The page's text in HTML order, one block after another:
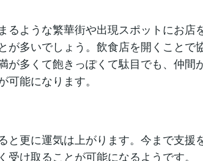
るような繁華街や出現スポットにお店
が多いでしょう。飲食店を開くことで
が多くて飽きっぽくて駄目でも、仲間
可能になります。
と更に運気は上がります。今まで支援
受け取ることが可能になるようです。